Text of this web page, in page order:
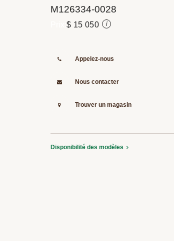
M126334-0028
$ 15 050 i
Appelez-nous
Nous contacter
Trouver un magasin
Disponibilité des modèles